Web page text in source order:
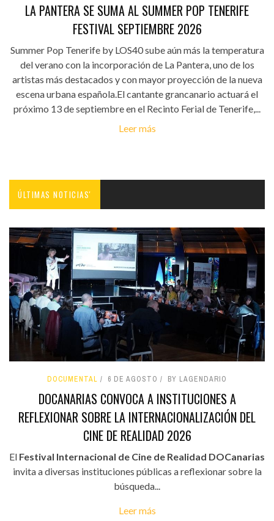
LA PANTERA SE SUMA AL SUMMER POP TENERIFE
FESTIVAL SEPTIEMBRE 2026
Summer Pop Tenerife by LOS40 sube aún más la temperatura
del verano con la incorporación de La Pantera, uno de los
artistas más destacados y con mayor proyección de la nueva
escena urbana española.El cantante grancanario actuará el
próximo 13 de septiembre en el Recinto Ferial de Tenerife,...
Leer más
ÚLTIMAS NOTICIAS'
DOCUMENTAL 6 DE AGOSTO BY LAGENDARIO
DOCANARIAS CONVOCA A INSTITUCIONES A
REFLEXIONAR SOBRE LA INTERNACIONALIZACIÓN DEL
CINE DE REALIDAD 2026
El Festival Internacional de Cine de Realidad DOCanarias
invita a diversas instituciones públicas a reflexionar sobre la
búsqueda...
Leer más